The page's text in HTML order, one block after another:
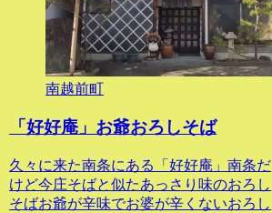
南越前町
「好好庵」お爺おろしそば
久々に来た南条にある「好好庵」南条だ
けど今庄そばと似たあっさり味のおろし
そばお爺が辛味でお婆が辛くないおろし